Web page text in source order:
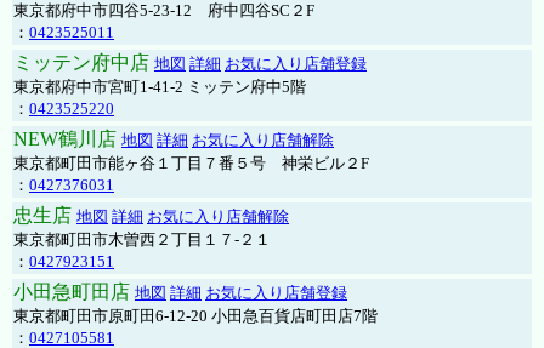
東京都府中市四谷5-23-12 府中四谷SC２F
： 0423525011
ミッテン府中店 地図 詳細 お気に入り店舗登録
東京都府中市宮町1-41-2 ミッテン府中5階
： 0423525220
NEW鶴川店 地図 詳細 お気に入り店舗解除
東京都町田市能ヶ谷１丁目７番５号 神栄ビル２F
： 0427376031
忠生店 地図 詳細 お気に入り店舗解除
東京都町田市木曽西２丁目１７-２１
： 0427923151
小田急町田店 地図 詳細 お気に入り店舗登録
東京都町田市原町田6-12-20 小田急百貨店町田店7階
： 0427105581